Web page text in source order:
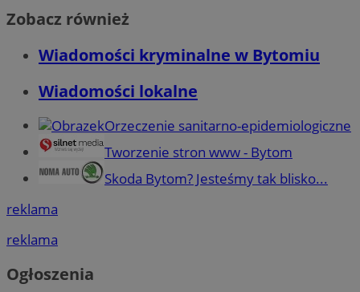
Zobacz również
Wiadomości kryminalne w Bytomiu
Wiadomości lokalne
Orzeczenie sanitarno-epidemiologiczne
Tworzenie stron www - Bytom
Skoda Bytom? Jesteśmy tak blisko...
reklama
reklama
Ogłoszenia